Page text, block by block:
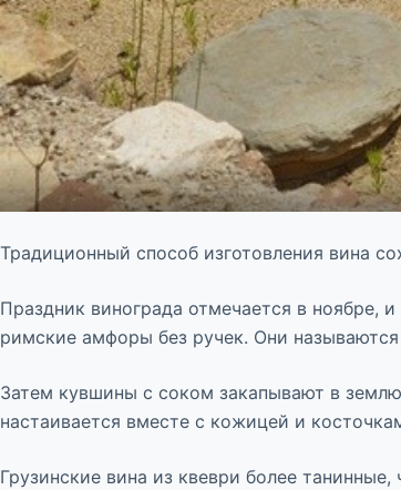
Традиционный способ изготовления вина
Праздник винограда отмечается в ноябре, и
римские амфоры без ручек. Они называются
Затем кувшины с соком закапывают в
настаивается вместе с кожицей и
Грузинские вина из квеври более